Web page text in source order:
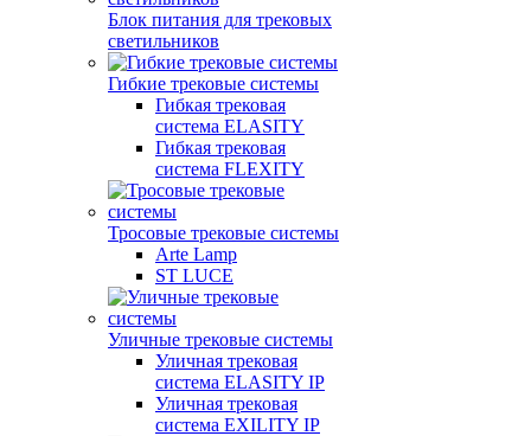
Блок питания для трековых
светильников
Гибкие трековые системы
Гибкая трековая
система ELASITY
Гибкая трековая
система FLEXITY
Тросовые трековые системы
Arte Lamp
ST LUCE
Уличные трековые системы
Уличная трековая
система ELASITY IP
Уличная трековая
система EXILITY IP